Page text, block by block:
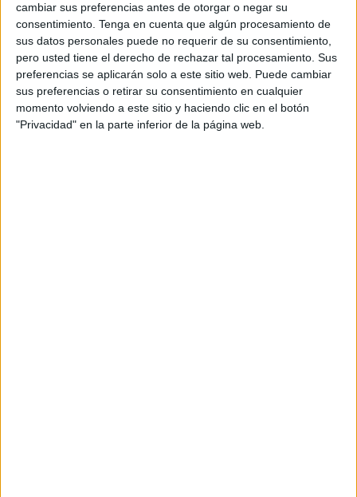
cambiar sus preferencias antes de otorgar o negar su
consentimiento. Tenga en cuenta que algún procesamiento de
sus datos personales puede no requerir de su consentimiento,
pero usted tiene el derecho de rechazar tal procesamiento. Sus
preferencias se aplicarán solo a este sitio web. Puede cambiar
sus preferencias o retirar su consentimiento en cualquier
momento volviendo a este sitio y haciendo clic en el botón
"Privacidad" en la parte inferior de la página web.